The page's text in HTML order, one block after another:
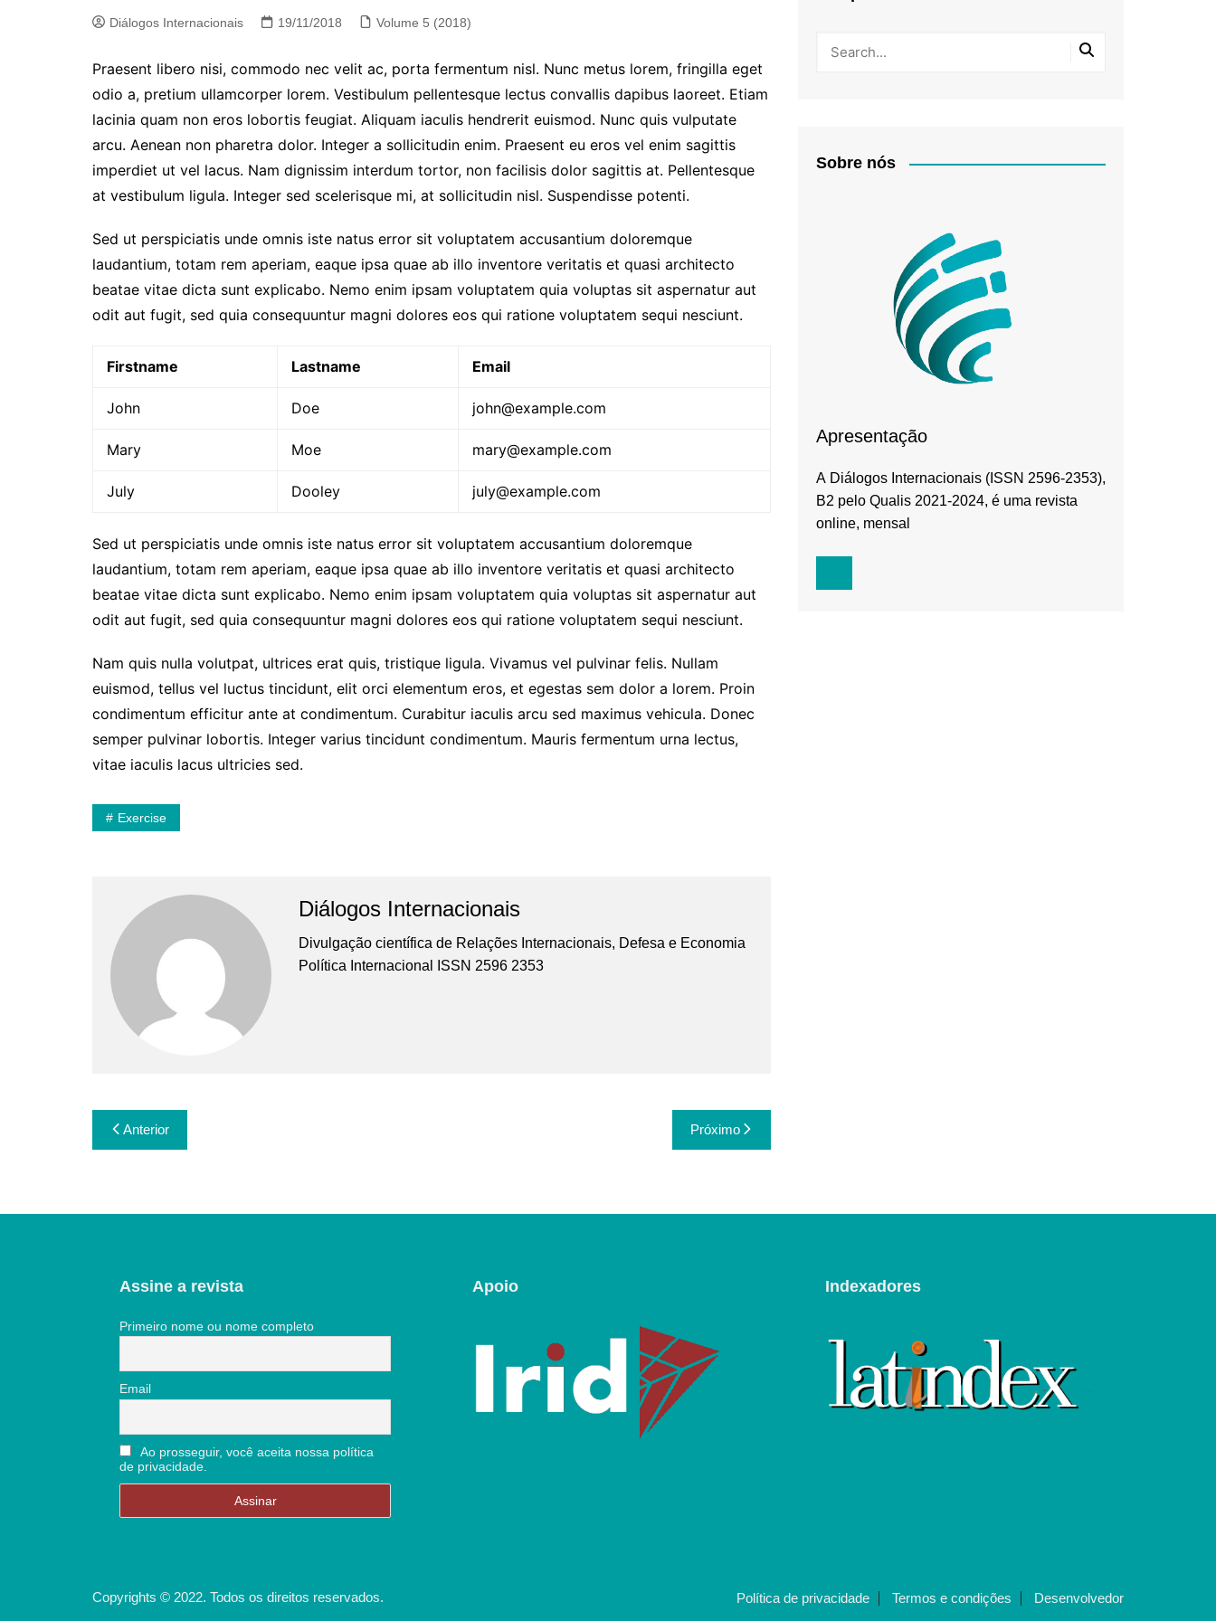
Diálogos Internacionais 19/11/2018 Volume 5 (2018)
Praesent libero nisi, commodo nec velit ac, porta fermentum nisl. Nunc metus lorem, fringilla eget
odio a, pretium ullamcorper lorem. Vestibulum pellentesque lectus convallis dapibus laoreet. Etiam
lacinia quam non eros lobortis feugiat. Aliquam iaculis hendrerit euismod. Nunc quis vulputate
arcu. Aenean non pharetra dolor. Integer a sollicitudin enim. Praesent eu eros vel enim sagittis
imperdiet ut vel lacus. Nam dignissim interdum tortor, non facilisis dolor sagittis at. Pellentesque
at vestibulum ligula. Integer sed scelerisque mi, at sollicitudin nisl. Suspendisse potenti.
Sed ut perspiciatis unde omnis iste natus error sit voluptatem accusantium doloremque
laudantium, totam rem aperiam, eaque ipsa quae ab illo inventore veritatis et quasi architecto
beatae vitae dicta sunt explicabo. Nemo enim ipsam voluptatem quia voluptas sit aspernatur aut
odit aut fugit, sed quia consequuntur magni dolores eos qui ratione voluptatem sequi nesciunt.
Firstname Lastname Email
John Doe john@example.com
Mary Moe mary@example.com
July Dooley july@example.com
Sed ut perspiciatis unde omnis iste natus error sit voluptatem accusantium doloremque
laudantium, totam rem aperiam, eaque ipsa quae ab illo inventore veritatis et quasi architecto
beatae vitae dicta sunt explicabo. Nemo enim ipsam voluptatem quia voluptas sit aspernatur aut
odit aut fugit, sed quia consequuntur magni dolores eos qui ratione voluptatem sequi nesciunt.
Nam quis nulla volutpat, ultrices erat quis, tristique ligula. Vivamus vel pulvinar felis. Nullam
euismod, tellus vel luctus tincidunt, elit orci elementum eros, et egestas sem dolor a lorem. Proin
condimentum efficitur ante at condimentum. Curabitur iaculis arcu sed maximus vehicula. Donec
semper pulvinar lobortis. Integer varius tincidunt condimentum. Mauris fermentum urna lectus,
vitae iaculis lacus ultricies sed.
Exercise
Diálogos Internacionais
Divulgação científica de Relações Internacionais, Defesa e Economia
Política Internacional ISSN 2596 2353
Navegação
de
Anterior Próximo
Sobre nós
Apresentação
A Diálogos Internacionais (ISSN 2596-2353),
B2 pelo Qualis 2021-2024, é uma revista
online, mensal
Assine a revista
Primeiro nome ou nome completo
Email
Ao prosseguir, você aceita nossa política
de privacidade.
Apoio Indexadores
Copyrights © 2022. Todos os direitos reservados. Política de privacidade Termos e condições Desenvolvedor